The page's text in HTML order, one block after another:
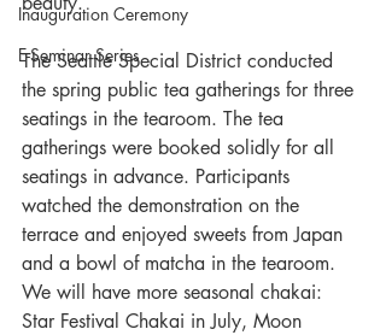
Inauguration Ceremony
E-Seminar Series
The Seattle Special District conducted
the spring public tea gatherings for three
seatings in the tearoom. The tea
gatherings were booked solidly for all
seatings in advance. Participants
watched the demonstration on the
terrace and enjoyed sweets from Japan
and a bowl of matcha in the tearoom.
We will have more seasonal chakai:
Star Festival Chakai in July, Moon